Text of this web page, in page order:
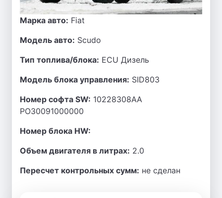
Марка авто: Fiat
Модель авто: Scudo
Тип топлива/блока: ECU Дизель
Модель блока управления: SID803
Номер софта SW: 10228308AA
PO30091000000
Номер блока HW:
Объем двигателя в литрах: 2.0
Пересчет контрольных сумм: не сделан